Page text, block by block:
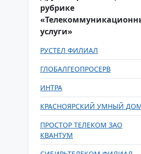
рубрике
услуги»
РУСТЕЛ ФИЛИАЛ
ГЛОБАЛГЕОПРОСЕРВ
ИНТРА
КРАСНОЯРСКИЙ УМНЫЙ
ПРОСТОР ТЕЛЕКОМ ЗАО
КВАНТУМ